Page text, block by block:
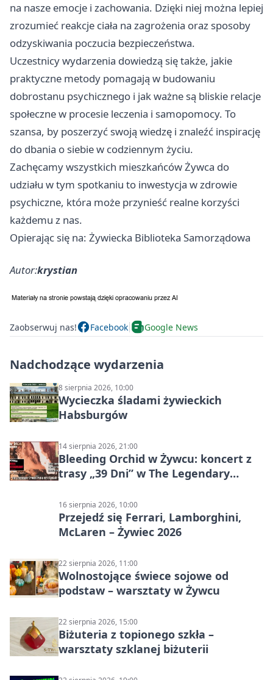
na nasze emocje i zachowania. Dzięki niej można lepiej
zrozumieć reakcje ciała na zagrożenia oraz sposoby
odzyskiwania poczucia bezpieczeństwa.
Uczestnicy wydarzenia dowiedzą się także, jakie
praktyczne metody pomagają w budowaniu
dobrostanu psychicznego i jak ważne są bliskie relacje
społeczne w procesie leczenia i samopomocy. To
szansa, by poszerzyć swoją wiedzę i znaleźć inspirację
do dbania o siebie w codziennym życiu.
Zachęcamy wszystkich mieszkańców Żywca do
udziału w tym spotkaniu to inwestycja w zdrowie
psychiczne, która może przynieść realne korzyści
każdemu z nas.
Opierając się na: Żywiecka Biblioteka Samorządowa
Autor:krystian
Zaobserwuj nas! Facebook Google News
Nadchodzące wydarzenia
8 sierpnia 2026, 10:00
Wycieczka śladami żywieckich
Habsburgów
14 sierpnia 2026, 21:00
Bleeding Orchid w Żywcu: koncert z
trasy „39 Dni” w The Legendary
16 sierpnia 2026, 10:00
Przejedź się Ferrari, Lamborghini,
McLaren – Żywiec 2026
22 sierpnia 2026, 11:00
Wolnostojące świece sojowe od
podstaw – warsztaty w Żywcu
22 sierpnia 2026, 15:00
Biżuteria z topionego szkła –
warsztaty szklanej biżuterii